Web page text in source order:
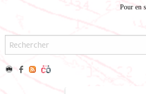
Pour en